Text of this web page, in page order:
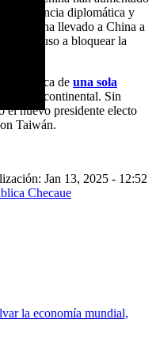
su presencia diplomática y
Ello ha llevado a China a
e incluso a bloquear la
la política de una sola
China continental. Sin
el nuevo presidente electo
Taiwán.
Jan 13, 2025 - 12:52
Checaue
la economía mundial,